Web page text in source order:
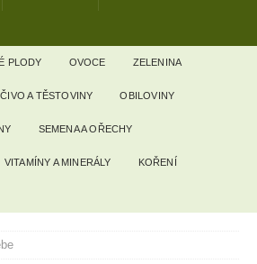
PLODY OVOCE ZELENINA
A TĚSTOVINY OBILOVINY
SEMENA A OŘECHY
VITAMÍNY A MINERÁLY KOŘENÍ